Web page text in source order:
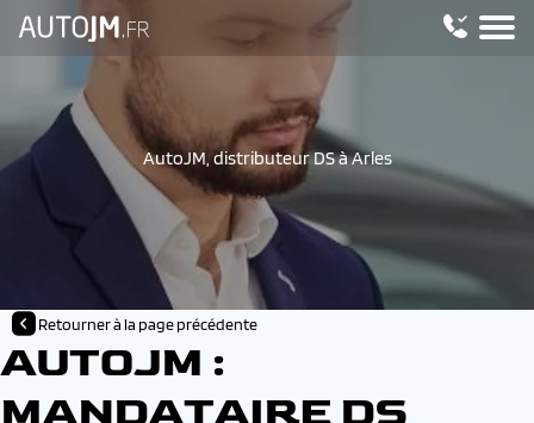
AutoJM, distributeur DS à Arles
Retourner à la page précédente
AUTOJM :